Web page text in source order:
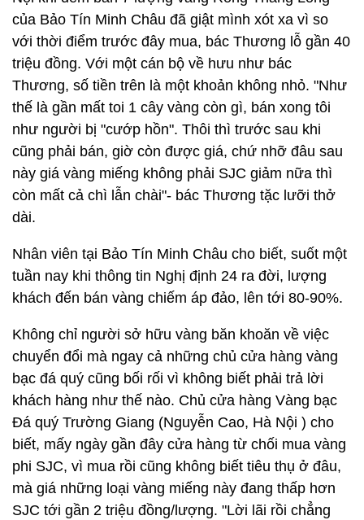
của Bảo Tín Minh Châu đã giật mình xót xa vì so
với thời điểm trước đây mua, bác Thương lỗ gần 40
triệu đồng. Với một cán bộ về hưu như bác
Thương, số tiền trên là một khoản không nhỏ. "Như
thế là gần mất toi 1 cây vàng còn gì, bán xong tôi
như người bị "cướp hồn". Thôi thì trước sau khi
cũng phải bán, giờ còn được giá, chứ nhỡ đâu sau
này giá vàng miếng không phải SJC giảm nữa thì
còn mất cả chì lẫn chài"- bác Thương tặc lưỡi thở
dài.
Nhân viên tại Bảo Tín Minh Châu cho biết, suốt một
tuần nay khi thông tin Nghị định 24 ra đời, lượng
khách đến bán vàng chiếm áp đảo, lên tới 80-90%.
Không chỉ người sở hữu vàng băn khoăn về việc
chuyển đổi mà ngay cả những chủ cửa hàng vàng
bạc đá quý cũng bối rối vì không biết phải trả lời
khách hàng như thế nào. Chủ cửa hàng Vàng bạc
Đá quý Trường Giang (Nguyễn Cao, Hà Nội ) cho
biết, mấy ngày gần đây cửa hàng từ chối mua vàng
phi SJC, vì mua rồi cũng không biết tiêu thụ ở đâu,
mà giá những loại vàng miếng này đang thấp hơn
SJC tới gần 2 triệu đồng/lượng. "Lời lãi rồi chẳng